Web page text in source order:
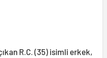
R.C. (35) isimli erkek,